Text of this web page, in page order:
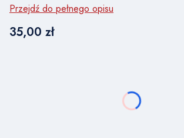
Przejdź do pełnego opisu
Cena
35,00 zł